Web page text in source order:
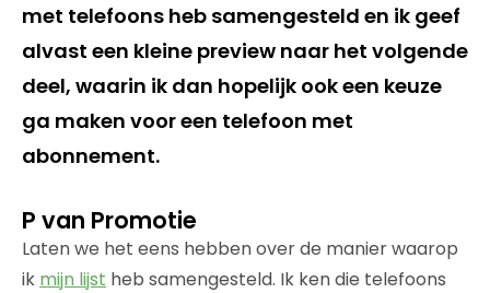
met telefoons heb samengesteld en ik geef
alvast een kleine preview naar het volgende
deel, waarin ik dan hopelijk ook een keuze
ga maken voor een telefoon met
abonnement.
P van Promotie
Laten we het eens hebben over de manier waarop
ik mijn lijst heb samengesteld. Ik ken die telefoons